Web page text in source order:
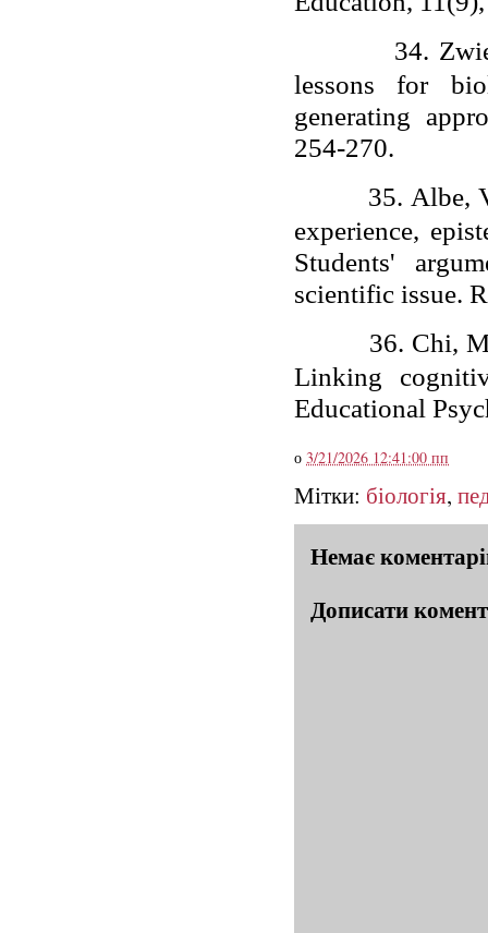
34.
lessons for
generating
254-270.
35. Albe,
experience,
Students'
scientific issue.
36. Chi,
Linking
Educational
о 3/21/2026 12:41:00 пп
Мітки: біологія,
Немає
Дописати